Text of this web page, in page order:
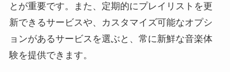
とが重要です。また、定期的にプレイリストを更
新できるサービスや、カスタマイズ可能なオプシ
ョンがあるサービスを選ぶと、常に新鮮な音楽体
験を提供できます。